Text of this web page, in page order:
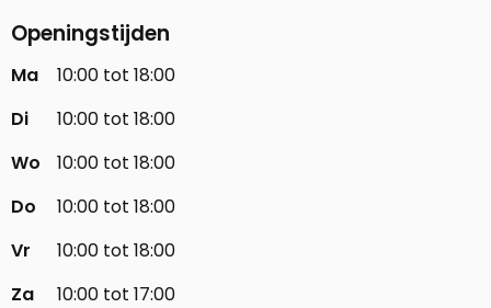
Openingstijden
Ma
10:00 tot 18:00
Di
10:00 tot 18:00
Wo
10:00 tot 18:00
Do
10:00 tot 18:00
Vr
10:00 tot 18:00
Za
10:00 tot 17:00